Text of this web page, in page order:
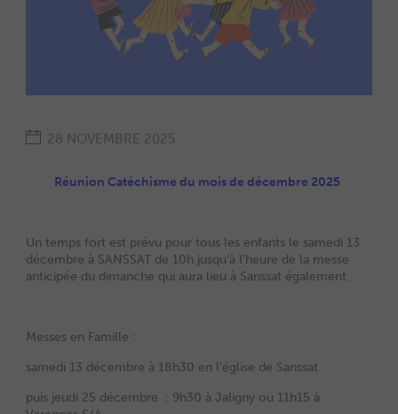
28 NOVEMBRE 2025
Réunion Catéchisme du mois de décembre 2025
Un temps fort est prévu pour tous les enfants le samedi 13
décembre à SANSSAT de 10h jusqu’à l’heure de la messe
anticipée du dimanche qui aura lieu à Sanssat également.
Messes en Famille :
samedi 13 décembre à 18h30 en l’église de Sanssat
puis jeudi 25 décembre : 9h30 à Jaligny ou 11h15 à